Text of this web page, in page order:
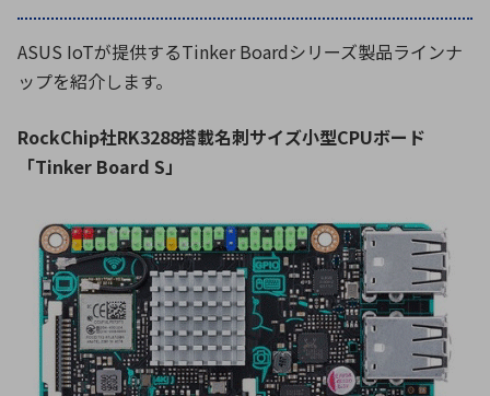
ASUS IoTが提供するTinker Boardシリーズ製品ラインナ
ップを紹介します。
RockChip社RK3288搭載名刺サイズ小型CPUボード
「Tinker Board S」